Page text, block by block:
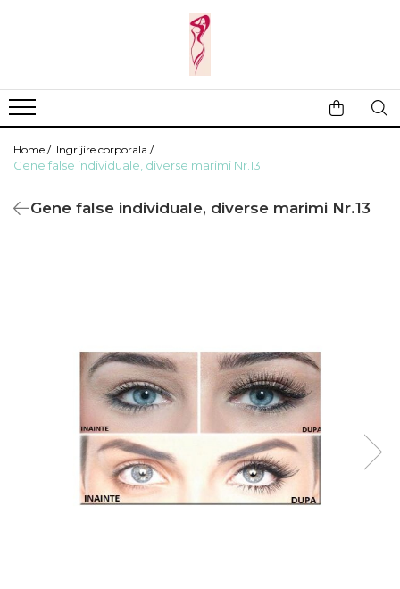
Baie
Copii si bebe
Leagane si scaune
Accesorii
Camping
Prim ajutor
Aparate de masaj
Ingrijirea parului
Ingrijirea unghiilor
Home / Ingrijire corporala /
Gene false individuale, diverse marimi Nr.13
Gene false individuale, diverse marimi Nr.13